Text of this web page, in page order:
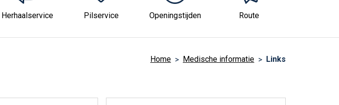
Herhaalservice Pilservice Openingstijden Route
Home Medische informatie Links